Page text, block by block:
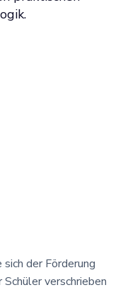
der Förderung
verschrieben